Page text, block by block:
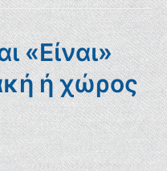
«Είναι»
ή χώρος